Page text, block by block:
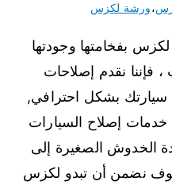
،ورشة لكزس
بفخامتها وجودتها
فإننا نقدم إصلاحات
سيارتك بشكل احترافي,
إصلاح السيارات
الخدوش الصغيرة إلى
سوف نضمن أن تبدو لكزس